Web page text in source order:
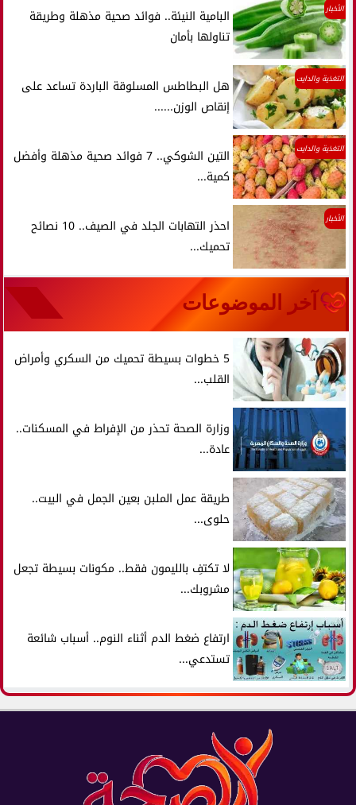
الأخبار
البامية النيئة.. فوائد صحية مذهلة وطريقة
تناولها بأمان
التغذية والدايت
هل البطاطس المسلوقة الباردة تساعد على
إنقاص الوزن......
التغذية والدايت
التين الشوكي.. 7 فوائد صحية مذهلة وأفضل
كمية...
الأخبار
احذر التهابات الجلد في الصيف.. 10 نصائح
تحميك...
آخر الموضوعات
5 خطوات بسيطة تحميك من السكري وأمراض
القلب...
وزارة الصحة تحذر من الإفراط في المسكنات..
عادة...
طريقة عمل الملبن بعين الجمل في البيت..
حلوى...
لا تكتفِ بالليمون فقط.. مكونات بسيطة تجعل
مشروبك...
ارتفاع ضغط الدم أثناء النوم.. أسباب شائعة
تستدعي...